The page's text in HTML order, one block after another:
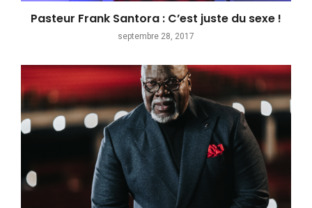
Pasteur Frank Santora : C’est juste du sexe !
septembre 28, 2017